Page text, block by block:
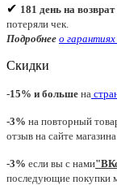
✔ 181 день на возврат
потеряли чек.
Подробнее о
Скидки
-15% и больше на
-3% на повторный
отзыв на сайте магазина.
-3% если вы с нами"
последующие покупки